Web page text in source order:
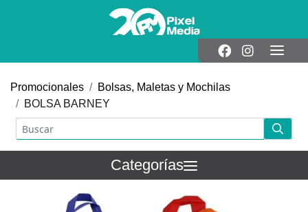
Promocionales
Bolsas, Maletas y Mochilas
BOLSA BARNEY
Categorías